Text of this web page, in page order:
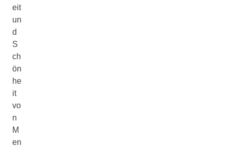
eit
un
d
S
ch
ön
he
it
vo
n
M
en